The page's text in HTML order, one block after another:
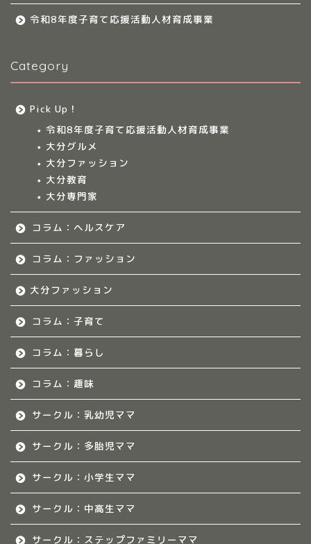
令和8年度子育て応援活動人材育成事業
Category
Pick Up！
令和8年度子育て応援活動人材育成事業
大分グルメ
大分ファッション
大分教育
大分専門家
コラム：ヘルスケア
コラム：ファッション
大分ファッション
コラム：子育て
コラム：暮らし
コラム：趣味
サークル：乳幼児ママ
サークル：多胎児ママ
サークル：小学生ママ
サークル：中高生ママ
サークル：ステップファミリーママ
大分のママ集まれ！
福岡のママ集まれ！につ
佐賀のママ集まれ！につ
熊本のママ集まれ！につ